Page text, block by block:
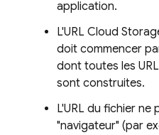
application.
L'URL Cloud
doit commencer
dont toutes les URL
sont construites.
L'URL du fichier ne
"navigateur" (par